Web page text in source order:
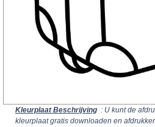
Kleurplaat Beschrijving : U kunt de
kleurplaat gratis downloaden en